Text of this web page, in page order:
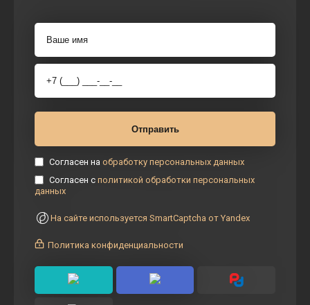
Согласен на обработку персональных данных
Согласен с политикой обработки персональных
данных
На сайте используется SmartCaptcha от Yandex
Политика конфиденциальности